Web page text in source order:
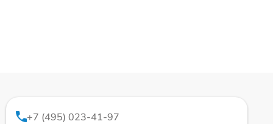
+7 (495) 023-41-97